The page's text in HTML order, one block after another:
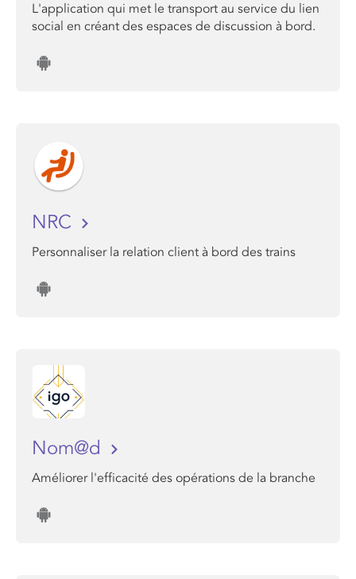
L'application qui met le transport au service du lien
social en créant des espaces de discussion à bord.
NRC
Personnaliser la relation client à bord des trains
Nom@d
Améliorer l'efficacité des opérations de la branche